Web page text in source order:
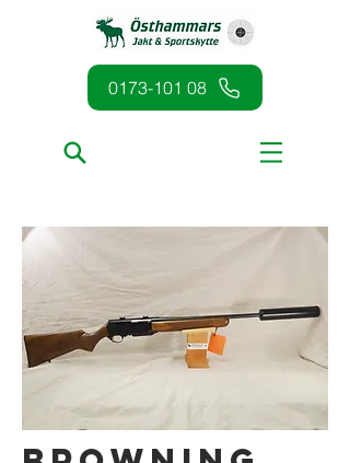
0173-101 08